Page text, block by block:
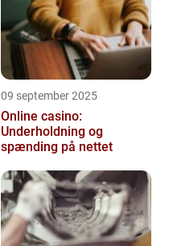
09 september 2025
Online casino:
Underholdning og
spænding på nettet